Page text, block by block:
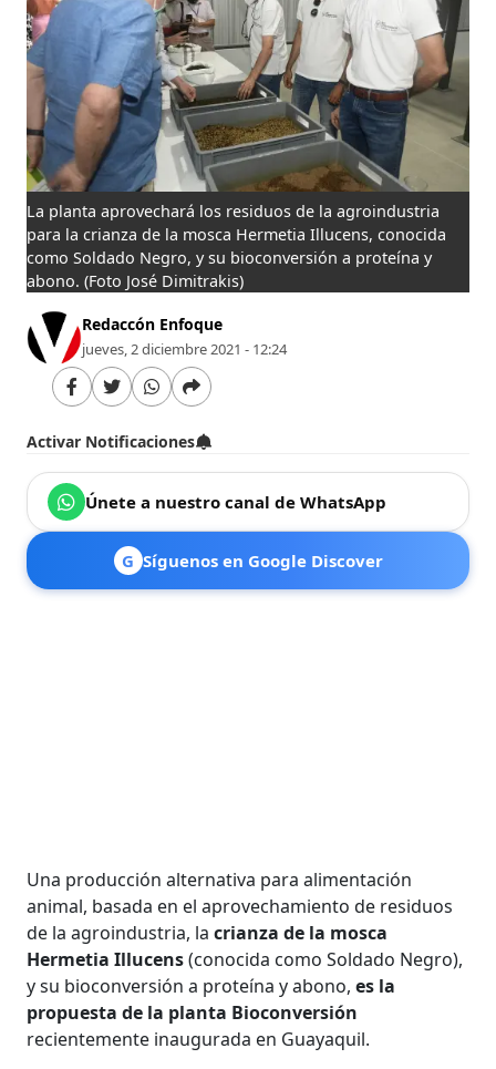
La planta aprovechará los residuos de la agroindustria
para la crianza de la mosca Hermetia Illucens, conocida
como Soldado Negro, y su bioconversión a proteína y
abono. (Foto José Dimitrakis)
Redaccón Enfoque
jueves, 2 diciembre 2021 - 12:24
Activar Notificaciones
Únete a nuestro canal de WhatsApp
G Síguenos en Google Discover
Una producción alternativa para alimentación
animal, basada en el aprovechamiento de residuos
de la agroindustria, lacrianza de la mosca
Hermetia Illucens(conocida como Soldado Negro),
y su bioconversión a proteína y abono,es la
propuesta de la planta Bioconversión
recientemente inaugurada en Guayaquil.